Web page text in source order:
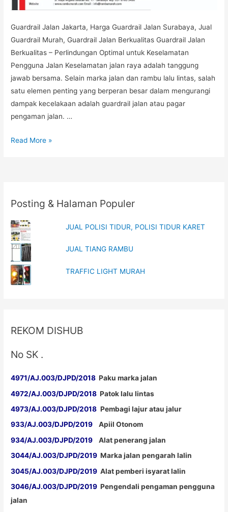
Guardrail Jalan Jakarta, Harga Guardrail Jalan Surabaya, Jual
Guardrail Murah, Guardrail Jalan Berkualitas Guardrail Jalan
Berkualitas – Perlindungan Optimal untuk Keselamatan
Pengguna Jalan Keselamatan jalan raya adalah tanggung
jawab bersama. Selain marka jalan dan rambu lalu lintas, salah
satu elemen penting yang berperan besar dalam mengurangi
dampak kecelakaan adalah guardrail jalan atau pagar
pengaman jalan. …
Guardrail
Jalan
Jual
Guardrail
Murah,
Guardrail
Jalan
Read More »
Posting & Halaman Populer
JUAL POLISI TIDUR, POLISI TIDUR KARET
JUAL TIANG RAMBU
TRAFFIC LIGHT MURAH
REKOM DISHUB
No SK .
4971/AJ.003/DJPD/2018 Paku marka jalan
4972/AJ.003/DJPD/2018 Patok lalu lintas
4973/AJ.003/DJPD/2018 Pembagi lajur atau jalur
933/AJ.003/DJPD/2019 Apiil Otonom
934/AJ.003/DJPD/2019 Alat penerang jalan
3044/AJ.003/DJPD/2019 Marka jalan pengarah lalin
3045/AJ.003/DJPD/2019 Alat pemberi isyarat lalin
3046/AJ.003/DJPD/2019 Pengendali pengaman pengguna
jalan